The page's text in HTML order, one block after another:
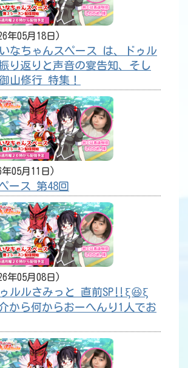
年05月18日
なちゃんスペース は、ドゥル
り返りと声音の宴告知、そし
山修行 特集！
年05月11日
ース 第48回
年05月08日
ルルさみっと 直前SP‼️ξ😆ξ
から何からおーへんり1人でお